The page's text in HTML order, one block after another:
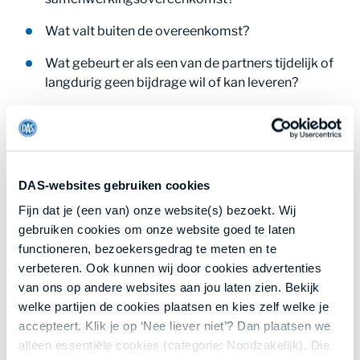
DAS-websites gebruiken cookies
Fijn dat je (een van) onze website(s) bezoekt. Wij
gebruiken cookies om onze website goed te laten
functioneren, bezoekersgedrag te meten en te
verbeteren. Ook kunnen wij door cookies advertenties
van ons op andere websites aan jou laten zien. Bekijk
welke partijen de cookies plaatsen en kies zelf welke je
accepteert. Klik je op ‘Nee liever niet’? Dan plaatsen we
alleen essentiële cookies (categorie: Noodzakelijk). Die
Wat valt buiten de overeenkomst?
Wat gebeurt er als een van de partners tijdelijk of
langdurig geen bijdrage wil of kan leveren?
Wat zijn de regels rond het 'uitstappen' van een
partner uit het partnership en welke financiële
Wat is de gang van zaken bij onenigheid als je er
samen niet uitkomt?
Op welke manier kan de samenwerking beëindigd
worden?
Hoe duidelijker de afspraken en de regels rond de
samenwerking, des te makkelijker je ze kunt
handhaven. Als een van de partners zich niet aan de
overeenkomst houdt, dan kunnen de andere partners